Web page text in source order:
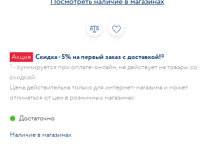
Акция Скидка - 5% на первый заказ с доставкой!*
* - суммируется при оплате-онлайн, не действует на товары со
скидкой.
Цена действительна только для интернет-магазина и может
отличаться от цен в розничных магазинах
Достаточно
Наличие в магазинах